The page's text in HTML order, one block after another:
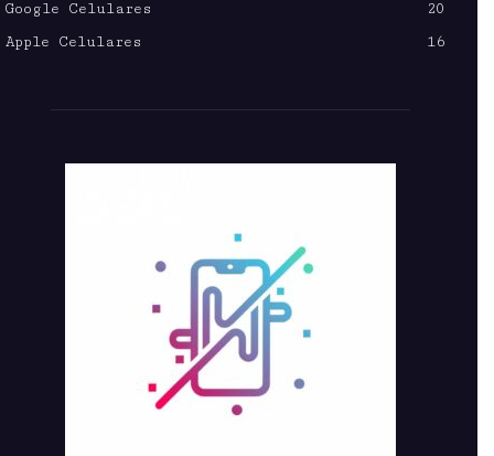
Google Celulares
20
Apple Celulares
16